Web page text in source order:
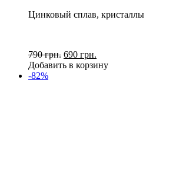
Цинковый сплав, кристаллы
790 грн. 690 грн.
Добавить в корзину
-82%